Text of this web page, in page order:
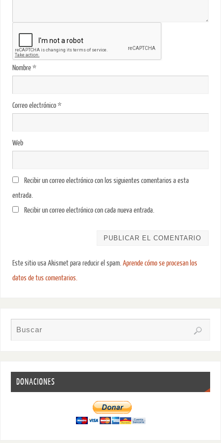
Nombre*
Correo electrónico*
Web
Recibir un correo electrónico con los siguientes comentarios a esta
entrada.
Recibir un correo electrónico con cada nueva entrada.
Este sitio usa Akismet para reducir el spam.Aprende cómo se procesan los
datos de tus comentarios.
DONACIONES